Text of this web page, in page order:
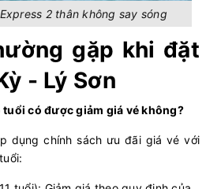
2 thân không say sóng
gặp khi đặt
- Lý Sơn
tuổi có được giảm giá vé không?
dụng chính sách ưu đãi giá vé với